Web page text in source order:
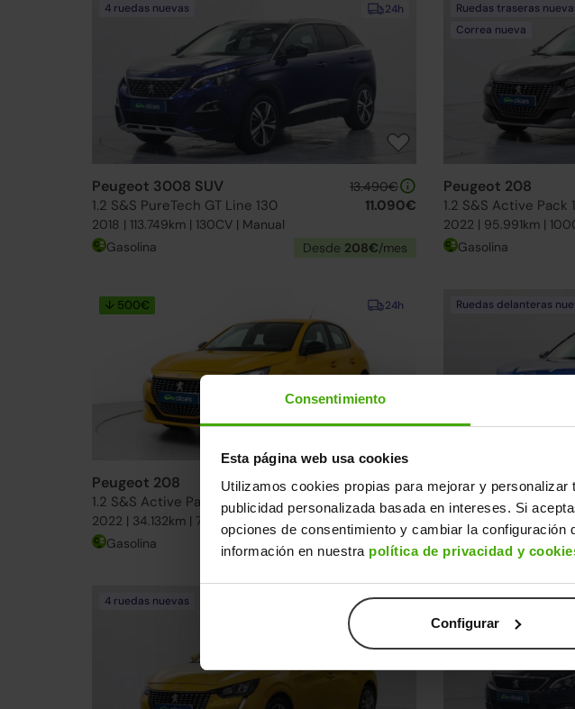
Consentimiento
Esta página web usa cookies
Utilizamos cookies propias para mejorar y
publicidad personalizada basada en intereses. Si
opciones de consentimiento y cambiar la
información en nuestra política de privacidad y
Configurar
24h
4 ruedas nuevas
Peugeot 3008 SUV
1.2 S&S PureTech GT Line 130
2018 | 113.749km | 130CV | Manual
13.490€
11.090€
Gasolina Desde 208€/mes
Ruedas traseras
Correa nueva
Peugeot 208
1.2 S&S Active Pack
2022 | 95.991km |
Gasolina
24h
↓ 500€
Peugeot 208
1.2 S&S Active Pack 75
2022 | 34.132km | 75CV | Manual
13.990€
10.890€
Gasolina Desde /mes
Ruedas delanteras
Peugeot 2008
1.2 PureTech S&S GT
2022 | 12.218km |
Gasolina
24h
4 ruedas nuevas ↓ 300€